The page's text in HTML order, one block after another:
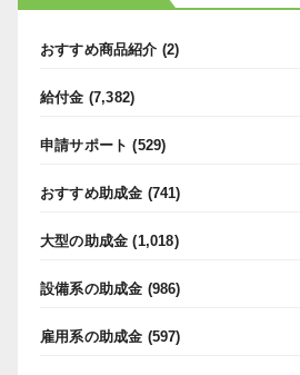
おすすめ商品紹介 (2)
給付金 (7,382)
申請サポート (529)
おすすめ助成金 (741)
大型の助成金 (1,018)
設備系の助成金 (986)
雇用系の助成金 (597)